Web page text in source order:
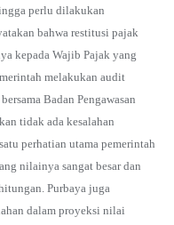
perlu dilakukan
bahwa restitusi pajak
kepada Wajib Pajak yang
melakukan audit
Badan Pengawasan
tidak ada kesalahan
perhatian utama pemerintah
nilainya sangat besar dan
Purbaya juga
dalam proyeksi nilai